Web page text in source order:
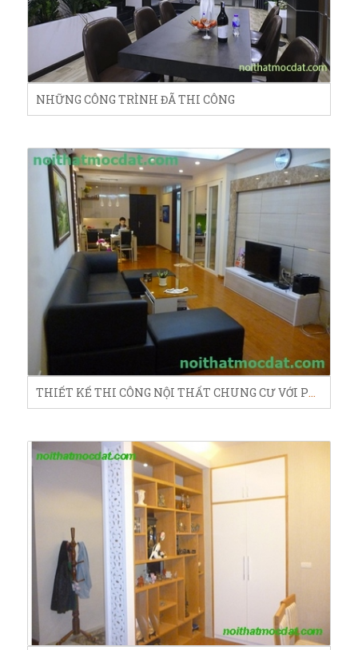
NHỮNG CÔNG TRÌNH ĐÃ THI CÔNG
THIẾT KẾ THI CÔNG NỘI THẤT CHUNG CƯ VỚI PHONG CÁCH SCANDINAVIA